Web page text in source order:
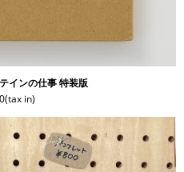
インの仕事 特装版
in)